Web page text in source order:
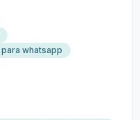
whatsapp